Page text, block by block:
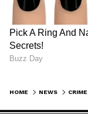
HOME NEWS CRIME